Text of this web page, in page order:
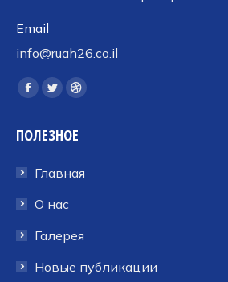
Email
info@ruah26.co.il
Ищите нас:
Страница
открывается
новом
окне
Страница
открывается
новом
окне
Страница
открывается
новом
ПОЛЕЗНОЕ
Главная
О нас
Галерея
Новые публикации